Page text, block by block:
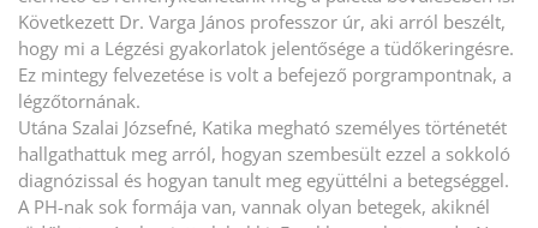
Következett Dr. Varga János professzor úr, aki arról beszélt,
hogy mi a Légzési gyakorlatok jelentősége a tüdőkeringésre.
Ez mintegy felvezetése is volt a befejező porgrampontnak, a
légzőtornának.
Utána Szalai Józsefné, Katika megható személyes történetét
hallgathattuk meg arról, hogyan szembesült ezzel a sokkoló
diagnózissal és hogyan tanult meg együttélni a betegséggel.
A PH-nak sok formája van, vannak olyan betegek, akiknél